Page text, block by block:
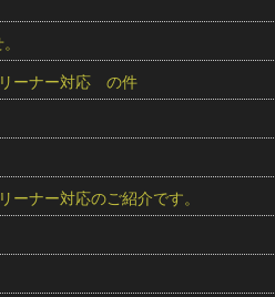
ーナー対応 の件
ナー対応のご紹介です。